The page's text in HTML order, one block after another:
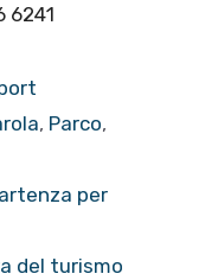
6241
, Parco,
per
del turismo